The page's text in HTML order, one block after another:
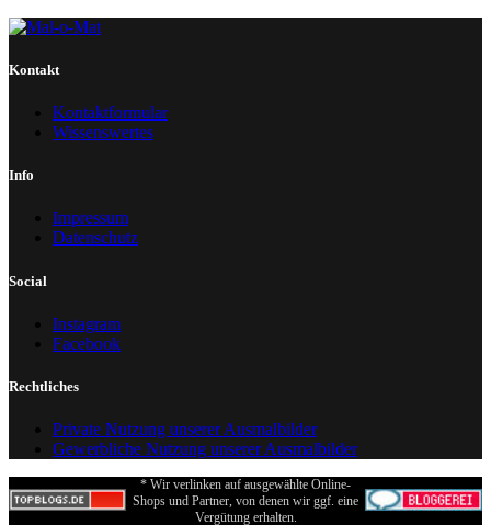
Kontakt
Kontaktformular
Wissenswertes
Info
Impressum
Datenschutz
Social
Instagram
Facebook
Rechtliches
Private Nutzung unserer Ausmalbilder
Gewerbliche Nutzung unserer Ausmalbilder
* Wir verlinken auf ausgewählte Online-
Shops und Partner, von denen wir ggf. eine
Vergütung erhalten.